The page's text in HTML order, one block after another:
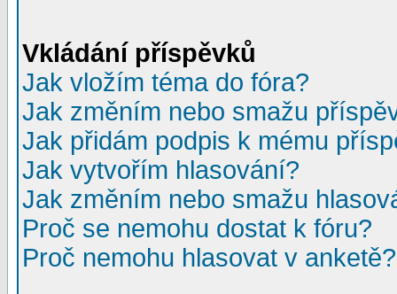
Vkládání příspěvků
Jak vložím téma do fóra?
Jak změním nebo smažu
Jak přidám podpis k mému
Jak vytvořím hlasování?
Jak změním nebo smažu
Proč se nemohu dostat k fóru?
Proč nemohu hlasovat v anketě?